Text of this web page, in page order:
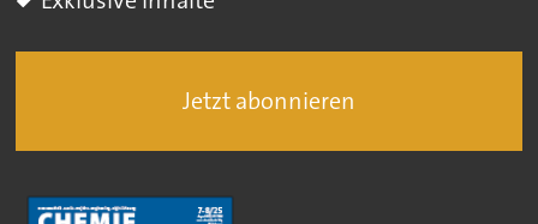
Jetzt abonnieren